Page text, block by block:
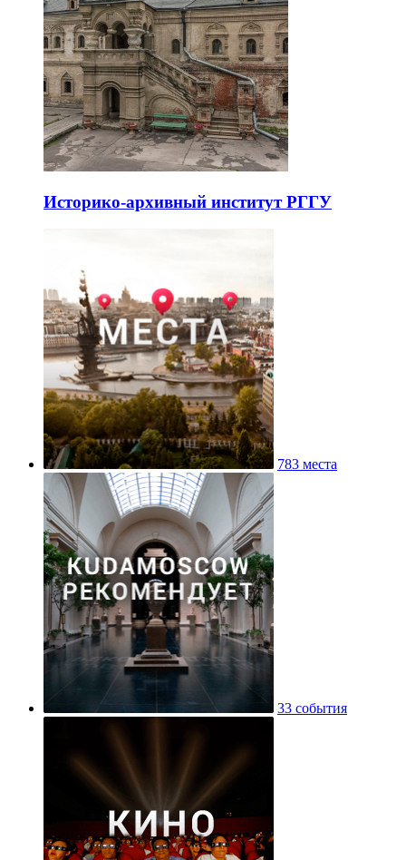
Историко-архивный институт РГГУ
783 места
33 события